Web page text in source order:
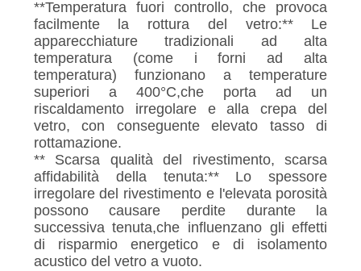
**Temperatura fuori controllo, che provoca
facilmente la rottura del vetro:** Le
apparecchiature tradizionali ad alta
temperatura (come i forni ad alta
temperatura) funzionano a temperature
superiori a 400°C,che porta ad un
riscaldamento irregolare e alla crepa del
vetro, con conseguente elevato tasso di
rottamazione.
** Scarsa qualità del rivestimento, scarsa
affidabilità della tenuta:** Lo spessore
irregolare del rivestimento e l'elevata porosità
possono causare perdite durante la
successiva tenuta,che influenzano gli effetti
di risparmio energetico e di isolamento
acustico del vetro a vuoto.